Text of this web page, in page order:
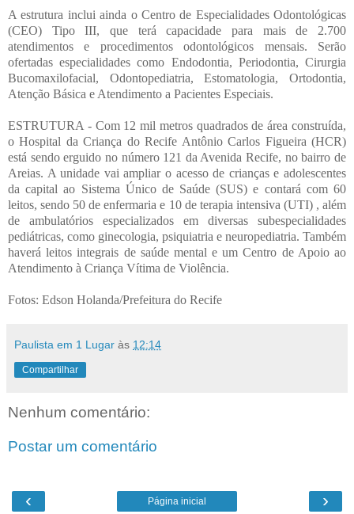
A estrutura inclui ainda o Centro de Especialidades Odontológicas
(CEO) Tipo III, que terá capacidade para mais de 2.700
atendimentos e procedimentos odontológicos mensais. Serão
ofertadas especialidades como Endodontia, Periodontia, Cirurgia
Bucomaxilofacial, Odontopediatria, Estomatologia, Ortodontia,
Atenção Básica e Atendimento a Pacientes Especiais.
ESTRUTURA - Com 12 mil metros quadrados de área construída,
o Hospital da Criança do Recife Antônio Carlos Figueira (HCR)
está sendo erguido no número 121 da Avenida Recife, no bairro de
Areias. A unidade vai ampliar o acesso de crianças e adolescentes
da capital ao Sistema Único de Saúde (SUS) e contará com 60
leitos, sendo 50 de enfermaria e 10 de terapia intensiva (UTI) , além
de ambulatórios especializados em diversas subespecialidades
pediátricas, como ginecologia, psiquiatria e neuropediatria. Também
haverá leitos integrais de saúde mental e um Centro de Apoio ao
Atendimento à Criança Vítima de Violência.
Fotos: Edson Holanda/Prefeitura do Recife
Paulista em 1 Lugar às 12:14
Compartilhar
Nenhum comentário:
Postar um comentário
‹ ›
Página inicial